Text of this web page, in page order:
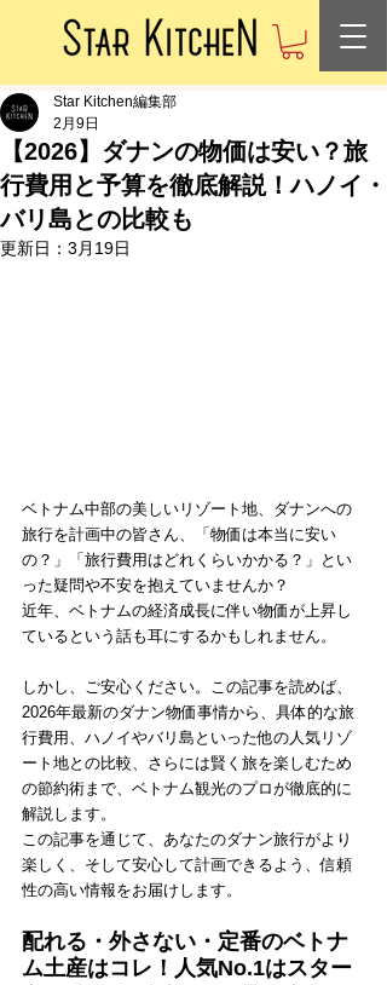
【2026】ダナンの物価は安い？旅
行費用と予算を徹底解説！ハノイ・
バリ島との比較も
Star Kitchen編集部
2月9日
更新日： 3月19日
ベトナム中部の美しいリゾート地、ダナンへの
旅行を計画中の皆さん、「物価は本当に安い
の？」「旅行費用はどれくらいかかる？」とい
った疑問や不安を抱えていませんか？
近年、ベトナムの経済成長に伴い物価が上昇し
ているという話も耳にするかもしれません。
しかし、ご安心ください。この記事を読めば、
2026年最新のダナン物価事情から、具体的な旅
行費用、ハノイやバリ島といった他の人気リゾ
ート地との比較、さらには賢く旅を楽しむため
の節約術まで、ベトナム観光のプロが徹底的に
解説します。
この記事を通じて、あなたのダナン旅行がより
楽しく、そして安心して計画できるよう、信頼
性の高い情報をお届けします。
配れる・外さない・定番のベトナ
ム土産はコレ！人気No.1はスター